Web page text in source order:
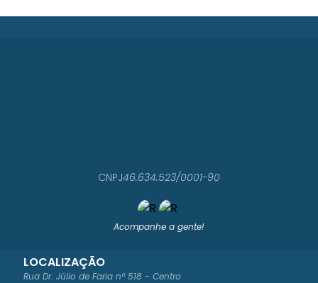
Acompanhe a gente!
LOCALIZAÇÃO
Rua Dr. Júlio de Faria nº 518 - Centro
CNPJ46.634.523/0001-90